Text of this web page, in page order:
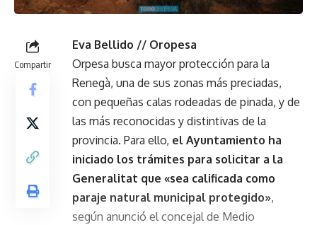
Compartir
Eva Bellido // Oropesa
Orpesa busca mayor protección para la
Renegà, una de sus zonas más preciadas,
con pequeñas calas rodeadas de pinada, y de
las más reconocidas y distintivas de la
provincia. Para ello, el Ayuntamiento ha
iniciado los trámites para solicitar a la
Generalitat que «sea calificada como
paraje natural municipal protegido»,
según anunció el concejal de Medio